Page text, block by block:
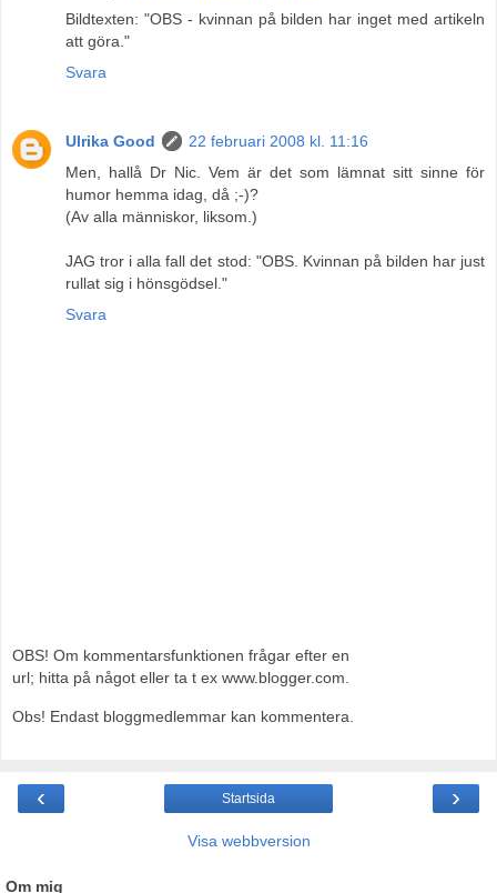
Bildtexten: "OBS - kvinnan på bilden har inget med artikeln
att göra."
Svara
Ulrika Good
22 februari 2008 kl. 11:16
Men, hallå Dr Nic. Vem är det som lämnat sitt sinne för
humor hemma idag, då ;-)?
(Av alla människor, liksom.)
JAG tror i alla fall det stod: "OBS. Kvinnan på bilden har just
rullat sig i hönsgödsel."
Svara
OBS! Om kommentarsfunktionen frågar efter en
url; hitta på något eller ta t ex www.blogger.com.
Obs! Endast bloggmedlemmar kan kommentera.
‹ ›
Startsida
Visa webbversion
Om mig